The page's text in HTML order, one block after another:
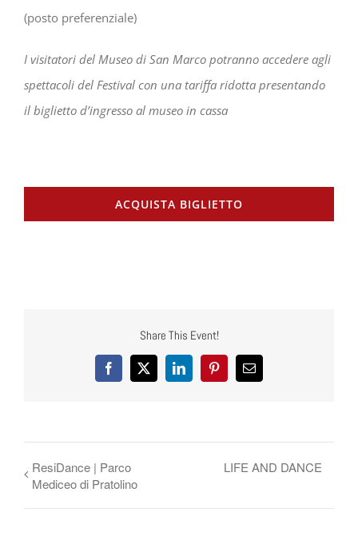
(posto preferenziale)
I visitatori del Museo di San Marco potranno accedere agli
spettacoli del Festival con una tariffa ridotta presentando
il biglietto d’ingresso al museo in cassa
ACQUISTA BIGLIETTO
Share This Event!
Facebook
X LinkedInPinterestEmail
ResiDance | Parco
Mediceo di Pratolino
LIFE AND DANCE